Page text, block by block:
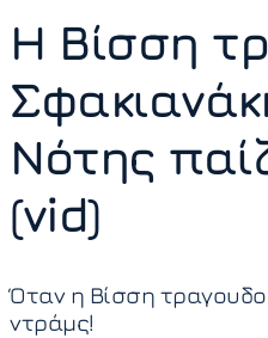
Η Βίσση
Νότης
(vid)
Όταν η Βίσση
ντράμς!